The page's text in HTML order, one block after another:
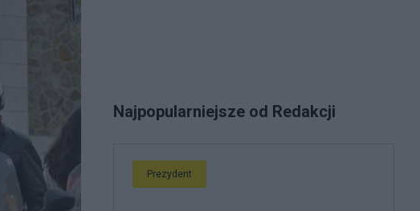
Najpopularniejsze od Redakcji
Prezydent